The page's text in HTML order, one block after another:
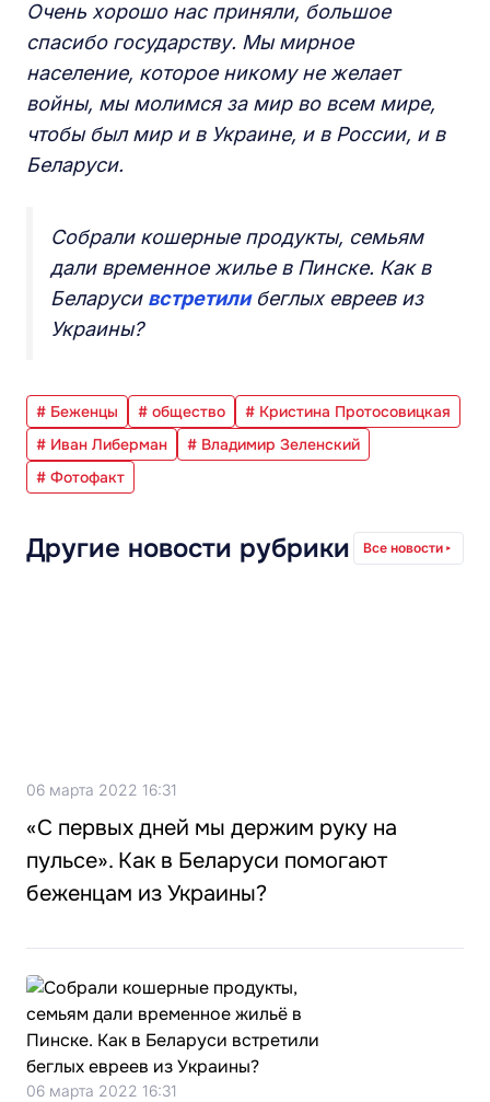
Очень хорошо нас приняли, большое
спасибо государству. Мы мирное
население, которое никому не желает
войны, мы молимся за мир во всем мире,
чтобы был мир и в Украине, и в России, и в
Беларуси.
Собрали кошерные продукты, семьям
дали временное жилье в Пинске. Как в
Беларуси встретилибеглых евреев из
Украины?
# Беженцы # общество
# Кристина Протосовицкая
# Иван Либерман
# Владимир Зеленский
# Фотофакт
Другие новости рубрики Все новости
06 марта 2022 16:31
«С первых дней мы держим руку на
пульсе». Как в Беларуси помогают
беженцам из Украины?
06 марта 2022 16:31